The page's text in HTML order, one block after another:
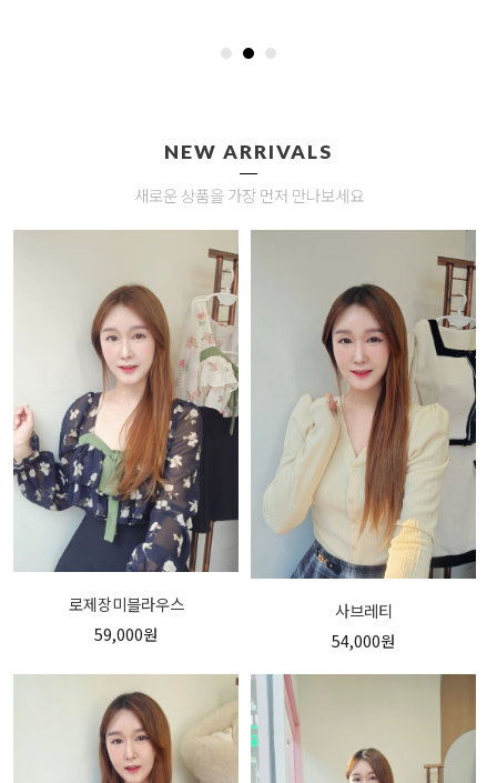
NEW ARRIVALS
새로운 상품을 가장 먼저 만나보세요
로제장미블라우스
59,000원
사브레티
54,000원